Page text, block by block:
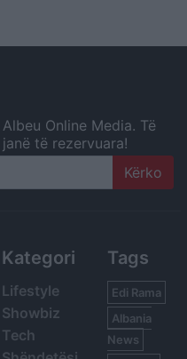
Online Media. Të
të rezervuara!
Kategori
Lifestyle
Showbiz
Tech
Tags
Edi Rama
Albania
News